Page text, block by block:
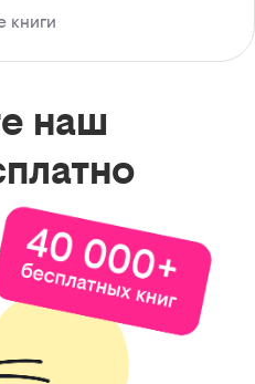
книги
наш